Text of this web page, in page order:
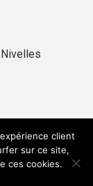
client
sur ce site,
ces cookies.